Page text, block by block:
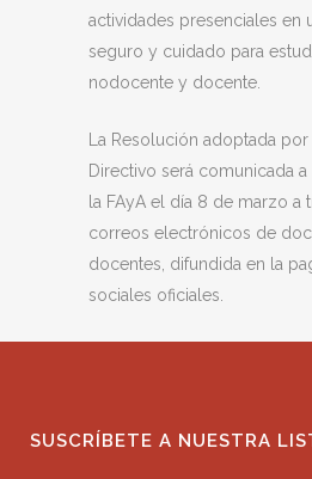
actividades presenciales en
seguro y cuidado para
nodocente y docente.
La Resolución adoptada
Directivo será comunicada
la FAyA el día 8 de marzo a
correos electrónicos de
docentes, difundida en la
sociales oficiales.
SUSCRÍBETE A NUESTRA